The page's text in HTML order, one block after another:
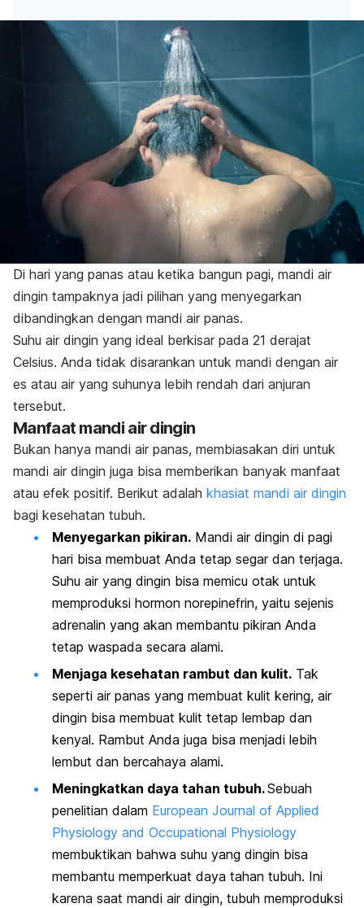
Di hari yang panas atau ketika bangun pagi, mandi air
dingin tampaknya jadi pilihan yang menyegarkan
dibandingkan dengan mandi air panas.
Suhu air dingin yang ideal berkisar pada 21 derajat
Celsius. Anda tidak disarankan untuk mandi dengan air
es atau air yang suhunya lebih rendah dari anjuran
tersebut.
Manfaat mandi air dingin
Bukan hanya mandi air panas, membiasakan diri untuk
mandi air dingin juga bisa memberikan banyak manfaat
atau efek positif. Berikut adalah khasiat mandi air dingin
bagi kesehatan tubuh.
Menyegarkan pikiran. Mandi air dingin di pagi
hari bisa membuat Anda tetap segar dan terjaga.
Suhu air yang dingin bisa memicu otak untuk
memproduksi hormon norepinefrin, yaitu sejenis
adrenalin yang akan membantu pikiran Anda
tetap waspada secara alami.
Menjaga kesehatan rambut dan kulit. Tak
seperti air panas yang membuat kulit kering, air
dingin bisa membuat kulit tetap lembap dan
kenyal. Rambut Anda juga bisa menjadi lebih
lembut dan bercahaya alami.
Meningkatkan daya tahan tubuh.Sebuah
penelitian dalam European Journal of Applied
Physiology and Occupational Physiology
membuktikan bahwa suhu yang dingin bisa
membantu memperkuat daya tahan tubuh. Ini
karena saat mandi air dingin, tubuh memproduksi